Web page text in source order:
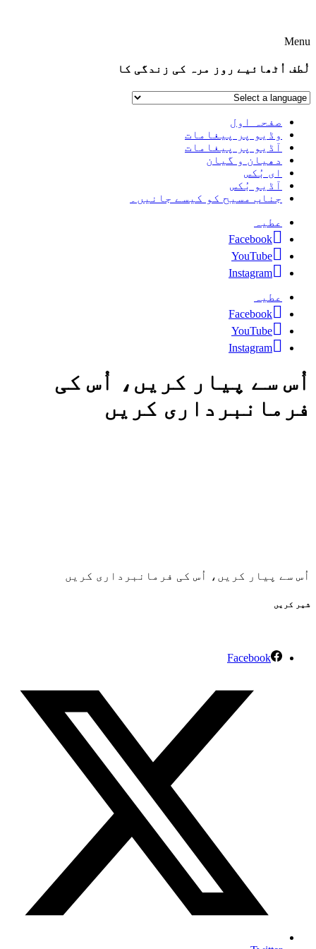
Menu
لُطف اُٹھائیے روز مرہ کی زندگی کا
صفحہ اول
وڈیو پر پیغامات
آڈیو پر پیغامات
دھیان و گیان
ای بُکس
آڈیو بُکس
جناب مسیح کو کیسے جانیں۔
عطیہ
Facebook
YouTube
Instagram
عطیہ
Facebook
YouTube
Instagram
اُس سے پیار کریں، اُس کی
فرمانبرداری کریں
اُس سے پیار کریں، اُس کی فرمانبرداری کریں
شیر کریں
Facebook